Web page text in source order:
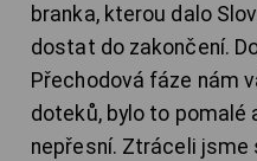
branka, kterou dalo
dostat do zakončení.
Přechodová fáze nám
doteků, bylo to pomalé
nepřesní. Ztráceli jsme